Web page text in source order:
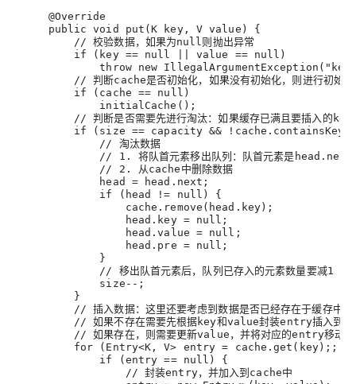
@Override
public void put(K key, V value) {
// 校验数据，如果为null则抛出异常
if ( key == null || value == null)
throw new IllegalArgumentException("key-
// 判断cache是否初始化，如果没有初始化，则进行初始化
if ( cache == null)
initialCache() ;
// 判断是否需要先进行淘汰：如果缓存已满且要插入的key不
if ( size == capacity &&
// 淘汰数据
// 1. 将队首元素移出队列：队首元素是head.next，而不
// 2. 从cache中删除数据
head
= head.next ;
if (head != null) {
cache.remove(head.key) ;
head.key = null ;
head.value = null ;
head.pre = null ;
}
// 移出队首元素后，队列已存入的元素数量要减1
size-- ;
}
// 插入数据：这里还要考虑到数据是否已经存在于缓存中
// 如果不存在需要先根据key和value封装entry插入到队列
// 如果存在，则需要更新value，并将对应的entry移动到
for (Entry<K, V> entry = cache.get(key) ;; )
if (entry == null) {
// 封装entry，并加入到cache中